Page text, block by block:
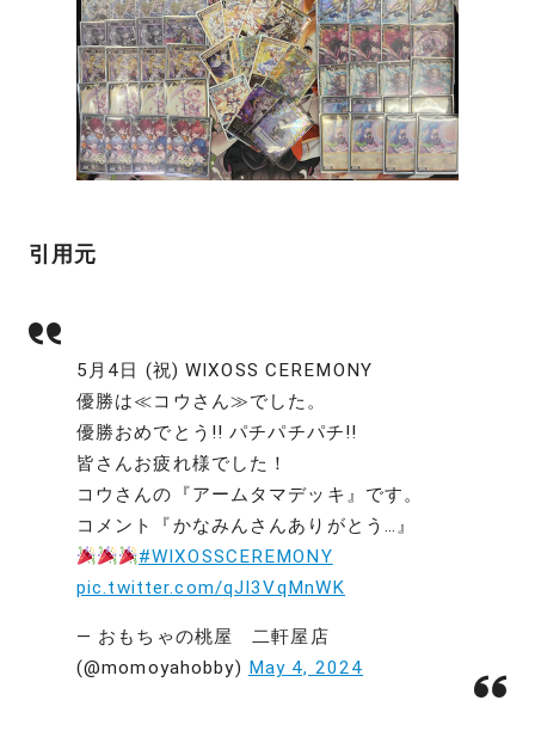
引用元
5月4日 (祝) WIXOSS CEREMONY
優勝は≪コウさん≫でした。
優勝おめでとう!! パチパチパチ!!
皆さんお疲れ様でした！
コウさんの『アームタマデッキ』です。
コメント『かなみんさんありがとう…』
#WIXOSSCEREMONY
pic.twitter.com/qJI3VqMnWK
— おもちゃの桃屋 二軒屋店
(@momoyahobby) May 4, 2024